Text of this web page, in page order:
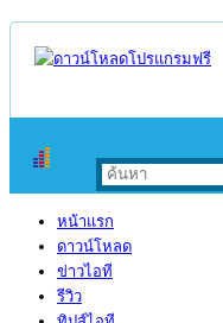
หน้าแรก
ดาวน์โหลด
ข่าวไอที
รีวิว